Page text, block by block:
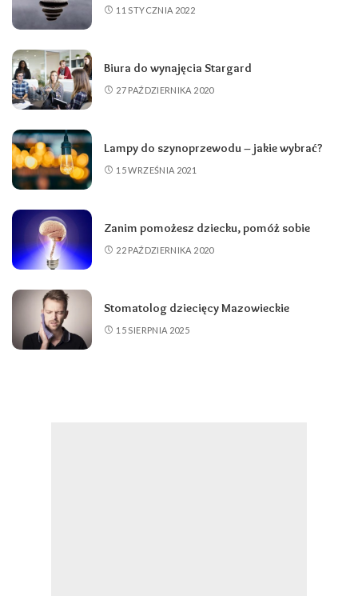
11 STYCZNIA 2022
Biura do wynajęcia Stargard
27 PAŹDZIERNIKA 2020
Lampy do szynoprzewodu – jakie wybrać?
15 WRZEŚNIA 2021
Zanim pomożesz dziecku, pomóż sobie
22 PAŹDZIERNIKA 2020
Stomatolog dziecięcy Mazowieckie
15 SIERPNIA 2025